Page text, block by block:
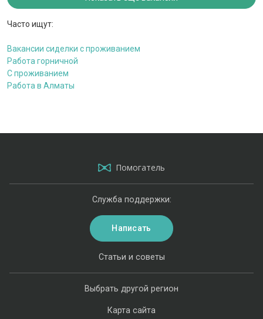
Часто ищут:
Вакансии сиделки с проживанием
Работа горничной
С проживанием
Работа в Алматы
Помогатель
Выбрать другой регион
Карта сайта
Статьи и советы
Служба поддержки:
Написать